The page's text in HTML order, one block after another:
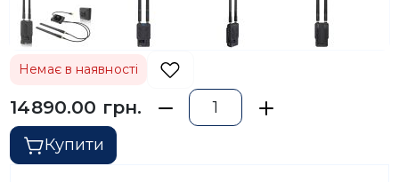
Немає в наявності
14890.00 грн.
Купити